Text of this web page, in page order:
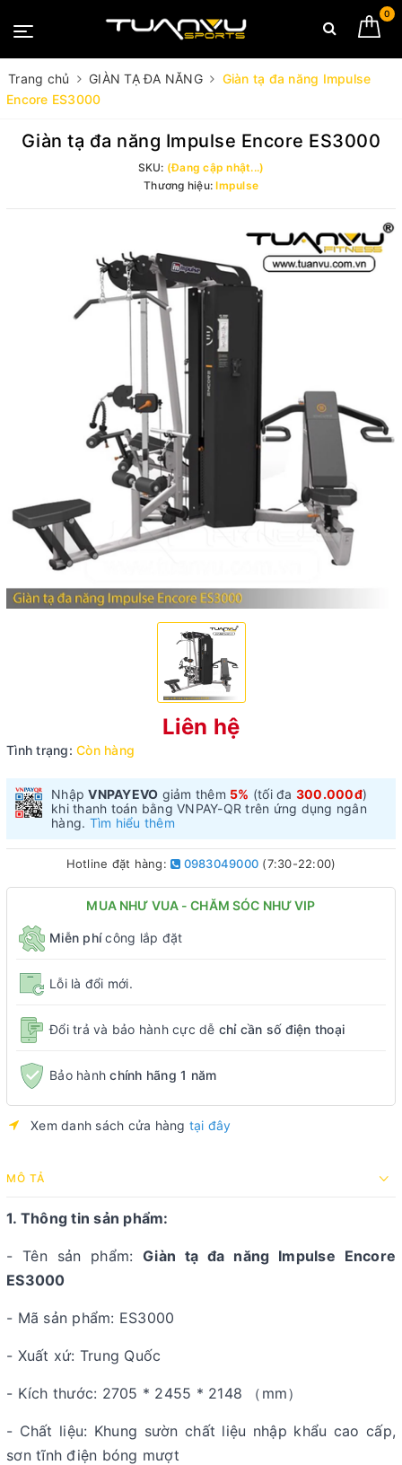
0
Trang chủ GIÀN TẠ ĐA NĂNG
Giàn tạ đa năng Impulse
Encore ES3000
Giàn tạ đa năng Impulse Encore ES3000
SKU: (Đang cập nhật...)
Thương hiệu:Impulse
Liên hệ
Tình trạng: Còn hàng
NhậpVNPAYEVO giảm thêm 5% (tối đa 300.000đ)
khi thanh toán bằng VNPAY-QR trên ứng dụng ngân
hàng. Tìm hiểu thêm
Hotline đặt hàng: 0983049000 (7:30-22:00)
MUA NHƯ VUA - CHĂM SÓC NHƯ VIP
Miễn phícông lắp đặt
Lỗi là đổi mới.
Đổi trả và bảo hành cực dễ chỉ cần số điện thoại
Bảo hànhchính hãng 1 năm
Xem danh sách cửa hàng tại đây
MÔ TẢ
1. Thông tin sản phẩm:
- Tên sản phẩm: Giàn tạ đa năng Impulse Encore
ES3000
- Mã sản phẩm: ES3000
- Xuất xứ: Trung Quốc
- Kích thước: 2705 ​​* 2455 * 2148 （mm）
- Chất liệu: Khung sườn chất liệu nhập khẩu cao cấp,
sơn tĩnh điện bóng mượt